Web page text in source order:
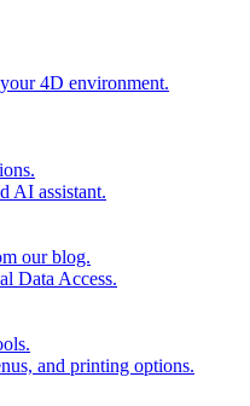
4D environment.
AI assistant.
our blog.
Data Access.
and printing options.